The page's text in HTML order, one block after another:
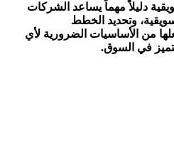
دليلاً مهماً يساعد الشركات
وتحديد الخطط
من الأساسيات الضرورية لأي
في السوق.